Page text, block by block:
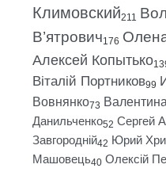
Климовский211
В’ятрович176
Алексей Копытько
Віталій Портников99
Вовнянко73
Данильченко52 Сергей
Завгородній42 Юрий
Машовець40 Олексій